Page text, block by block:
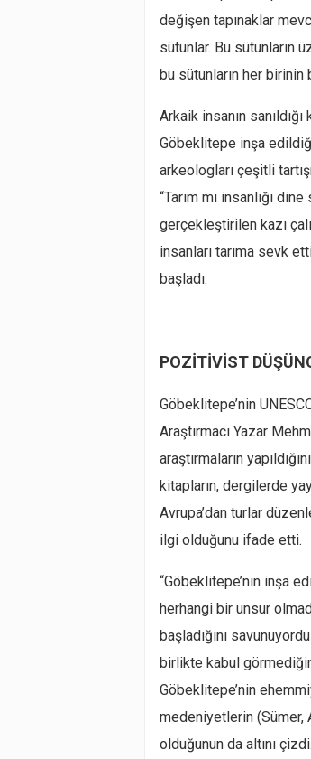
değişen tapınaklar
sütunlar. Bu sütunların
bu sütunların her
Arkaik insanın
Göbeklitepe inşa
arkeologları çeşitli
“Tarım mı insanlığı
gerçekleştirilen kazı
insanları tarıma sevk
başladı.
POZİTİVİST
Göbeklitepe’nin
Araştırmacı Yazar
araştırmaların
kitapların, dergilerde
Avrupa’dan turlar
ilgi olduğunu ifade etti.
“Göbeklitepe’nin inşa
herhangi bir unsur
başladığını
birlikte kabul
Göbeklitepe’nin
medeniyetlerin (Sümer,
olduğunun da altını çizdi.